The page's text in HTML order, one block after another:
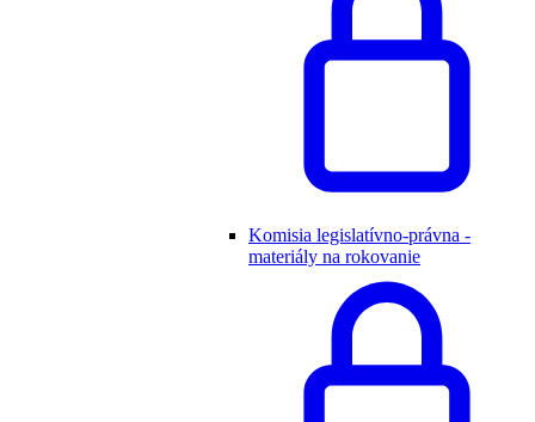
Komisia legislatívno-právna -
materiály na rokovanie